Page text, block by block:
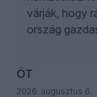
várják, hogy
ország
ÖT
2026. augusztus 6.